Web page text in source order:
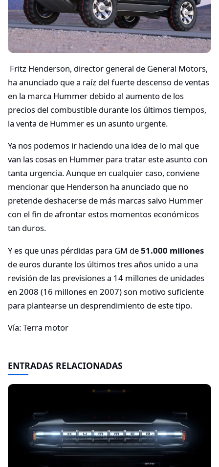
Fritz Henderson, director general de General Motors,
ha anunciado que a raíz del fuerte descenso de ventas
en la marca Hummer debido al aumento de los
precios del combustible durante los últimos tiempos,
la venta de Hummer es un asunto urgente.
Ya nos podemos ir haciendo una idea de lo mal que
van las cosas en Hummer para tratar este asunto con
tanta urgencia. Aunque en cualquier caso, conviene
mencionar que Henderson ha anunciado que no
pretende deshacerse de más marcas salvo Hummer
con el fin de afrontar estos momentos económicos
tan duros.
Y es que unas pérdidas para GM de51.000 millones
de euros durante los últimos tres años unido a una
revisión de las previsiones a 14 millones de unidades
en 2008 (16 millones en 2007) son motivo suficiente
para plantearse un desprendimiento de este tipo.
Vía: Terra motor
ENTRADAS RELACIONADAS